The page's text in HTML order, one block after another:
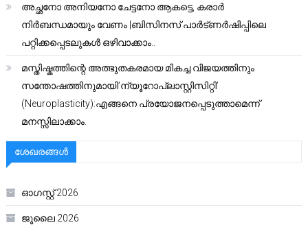
അച്ഛനോ അനിയനോ ചേട്ടനോ ആകട്ടെ, കരാർ
നിർബന്ധമായും വേണം |ബിസിനസ് പാർട്ണർഷിപ്പിലെ
പറ്റിക്കപ്പെടലുകൾ ഒഴിവാക്കാം..
മസ്തിഷ്കത്തിന്റെ അത്ഭുതകരമായ മികച്ച വിജയത്തിനും
സന്തോഷത്തിനുമായി’ന്യൂറോപ്ലാസ്റ്റിസിറ്റി’
(Neuroplasticity):എങ്ങനെ പ്രയോജനപ്പെടുത്താമെന്ന്
മനസ്സിലാക്കാം.
ശേഖരങ്ങൾ
ഓഗസ്റ്റ്‌ 2026
ജൂലൈ 2026